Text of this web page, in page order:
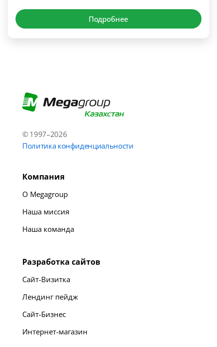
Подробнее
© 1997–2026
Политика конфиденциальности
Компания
О Megagroup
Наша миссия
Наша команда
Разработка сайтов
Сайт-Визитка
Лендинг пейдж
Сайт-Бизнес
Интернет-магазин